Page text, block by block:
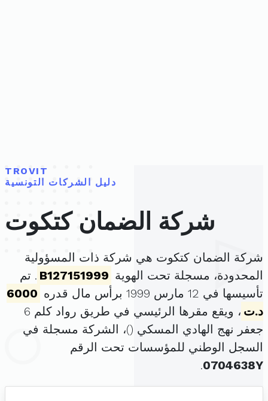
TROVIT
دليل الشركات التونسية
شركة الضمان كتكوت
شركة الضمان كتكوت هي شركة ذات المسؤولية
المحدودة، مسجلة تحت الهوية B127151999 . تم
تأسيسها في 12 مارس 1999 برأس مال قدره
6000
د.ت
، ويقع مقرها الرئيسي في طريق رواد كلم 6
جعفر نهج الهادي المسكي ()، الشركة مسجلة في
السجل الوطني للمؤسسات تحت الرقم
0704638Y
.